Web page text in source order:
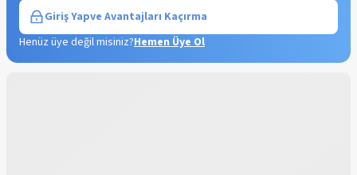
Giriş Yapve Avantajları Kaçırma
Henüz üye değil misiniz?Hemen Üye Ol